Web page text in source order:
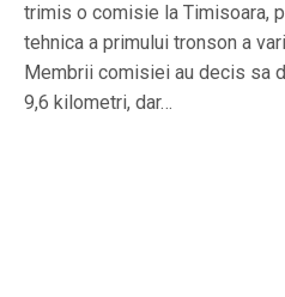
trimis o comisie la Timisoara,
tehnica a primului tronson a
Membrii comisiei au decis sa
9,6 kilometri, dar…